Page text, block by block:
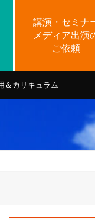
＆カリキュラム